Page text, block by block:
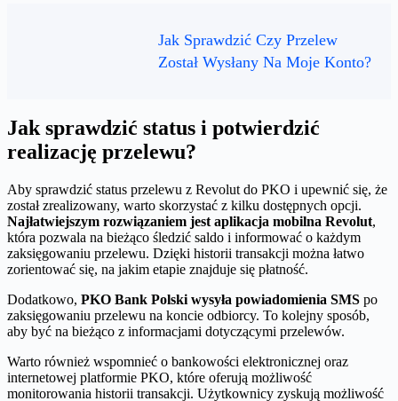
Jak Sprawdzić Czy Przelew
Został Wysłany Na Moje Konto?
Jak sprawdzić status i potwierdzić
realizację przelewu?
Aby sprawdzić status przelewu z Revolut do PKO i upewnić się, że
został zrealizowany, warto skorzystać z kilku dostępnych opcji.
Najłatwiejszym rozwiązaniem jest aplikacja mobilna Revolut,
która pozwala na bieżąco śledzić saldo i informować o każdym
zaksięgowaniu przelewu. Dzięki historii transakcji można łatwo
zorientować się, na jakim etapie znajduje się płatność.
Dodatkowo, PKO Bank Polski wysyła powiadomienia SMS po
zaksięgowaniu przelewu na koncie odbiorcy. To kolejny sposób,
aby być na bieżąco z informacjami dotyczącymi przelewów.
Warto również wspomnieć o bankowości elektronicznej oraz
internetowej platformie PKO, które oferują możliwość
monitorowania historii transakcji. Użytkownicy zyskują możliwość